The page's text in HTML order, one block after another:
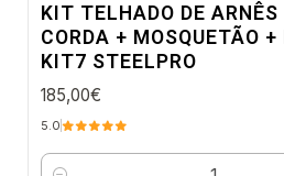
KIT TELHADO DE
CORDA + MOSQUETÃO
KIT7 STEELPRO
185,00€
5.0